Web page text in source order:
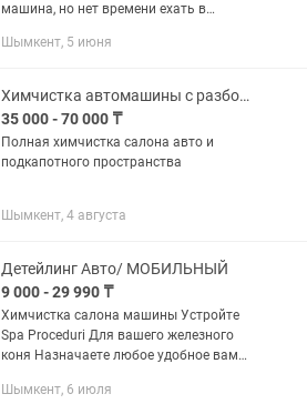
машина, но нет времени ехать в
Профессиональная химчистка салона
Что...
Шымкент, 5 июня
Химчистка автомашины с разбором
35 000 - 70 000 ₸
Полная химчистка салона авто и
подкапотного пространства
Шымкент, 4 августа
Детейлинг Авто/ МОБИЛЬНЫЙ
9 000 - 29 990 ₸
Химчистка салона машины Устройте
Spa Proceduri Для вашего железного
коня Назначаете любое удобное вам
машина готова к новым...
Шымкент, 6 июля